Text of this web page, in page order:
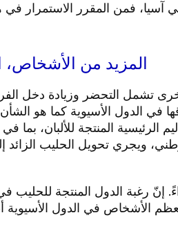
آسيا، فمن المقرر الاستمرار في
المزيد من الأشخاص،
تشمل التحضر وزيادة دخل
في الدول الأسيوية كما هو
المنتجة للألبان، بما في
ويجري تحويل الحليب
إنّ رغبة الدول المنتجة للحليب
الأشخاص في الدول الأسيوية